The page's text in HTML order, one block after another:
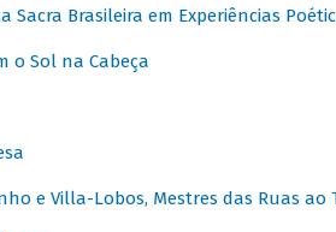
Sacra Brasileira em Experiências
o Sol na Cabeça
e Villa-Lobos, Mestres das Ruas ao